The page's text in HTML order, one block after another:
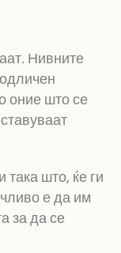
Нивните
оние што се
така што, ќе ги
е да им
за да се